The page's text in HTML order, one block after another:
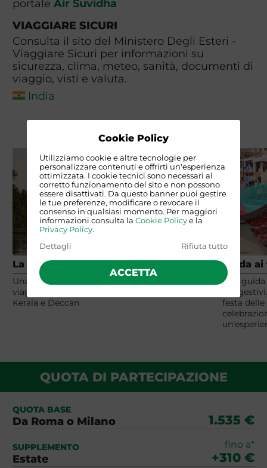
Cookie Policy
Utilizziamo cookie e altre tecnologie per
personalizzare contenuti e offrirti un'esperienza
ottimizzata. I cookie tecnici sono necessari al
corretto funzionamento del sito e non possono
essere disattivati. Da questo banner puoi gestire
le tue preferenze, modificare o revocare il
consenso in qualsiasi momento. Per maggiori
informazioni consulta la Cookie Policye la
Privacy Policy.
Dettagli
Rifiuta tutto
ACCETTA
portale Air Suvidha
VIAGGIARE SICURI
Consulta il sito del Ministero Degli Esteri -
Viaggiare Sicuri per informazioni su
sicurezza, clima, meteo, sanità, documenti di
viaggio, visti e valuta.
India
La via delle Indie
Una guida utilissima per organizzare il tuo
viaggio in India del Sud tra Mombai, Goa,
Kerala e Deccan
Guida
Una
festa
QUOTA DI PARTECIPAZIONE
QUOTA BASE
Da Roma o Milano 1.535 €
SUPPLEMENTO
Estate
fino a*
+310 €